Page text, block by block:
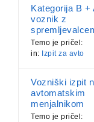
Kategorija B +
voznik z
Temo je pričel:
in: Izpit za avto
Vozniški izpit
avtomatskim
menjalnikom
Temo je pričel: